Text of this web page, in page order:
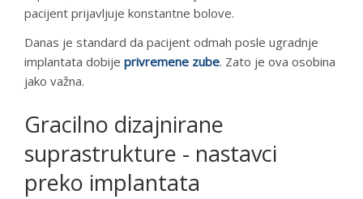
pacijent prijavljuje konstantne bolove.
Danas je standard da pacijent odmah posle ugradnje
implantata dobije privremene zube. Zato je ova osobina
jako važna.
Gracilno dizajnirane
suprastrukture - nastavci
preko implantata